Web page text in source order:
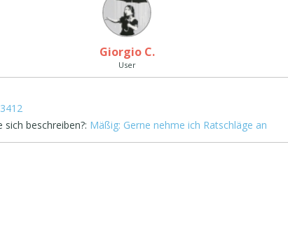
Giorgio C.
User
sich beschreiben?: Mäßig: Gerne nehme ich Ratschläge an